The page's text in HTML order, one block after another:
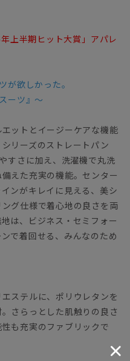
半期ヒット大賞」アパレ
が欲しかった。
ーツ』～
ットとイージーケアな機能
リーズのストレートパン
すさに加え、洗濯機で丸洗
えた充実の機能。センター
ンがキレイに見える、美シ
グ仕様で着心地の良さを両
は、ビジネス・セミフォー
で着回せる、みんなのため
ステルに、ポリウレタンを
さらっとした肌触りの良さ
も充実のファブリックで